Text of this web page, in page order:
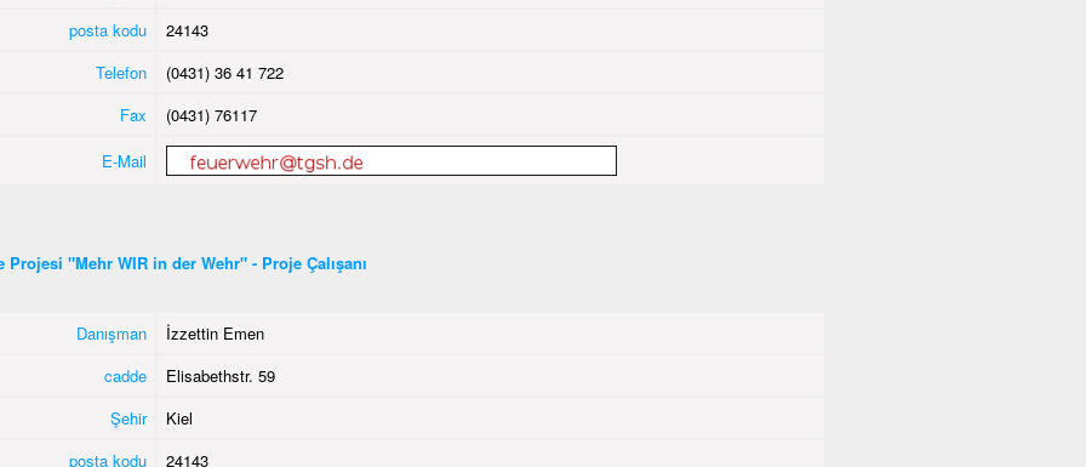
posta kodu
24143
Telefon
(0431) 36 41 722
Fax
(0431) 76117
E-Mail
Projesi "Mehr WIR in der Wehr" - Proje Çalışanı
Danışman
İzzettin Emen
cadde
Elisabethstr. 59
Şehir
Kiel
posta kodu
24143